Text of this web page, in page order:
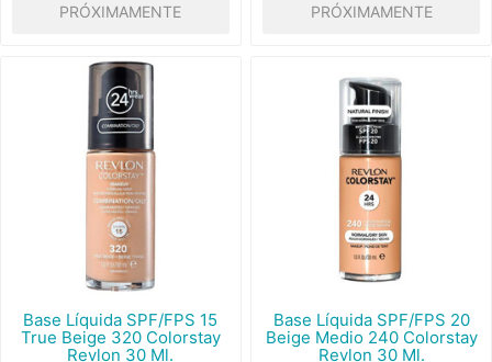
PRÓXIMAMENTE PRÓXIMAMENTE
Base Líquida SPF/FPS 15
True Beige 320 Colorstay
Revlon 30 Ml.
Base Líquida SPF/FPS 20
Beige Medio 240 Colorstay
Revlon 30 Ml.